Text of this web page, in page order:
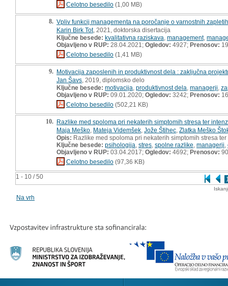
1 - 10 / 50
Celotno besedilo (1,00 MB)
8. Vpliv funkcij managementa na poročanje o varnostnih
Karin Birk Tot, 2021, doktorska disertacija
Ključne besede: kvalitativna raziskava management,
Objavljeno v RUP: 28.04.2021; Ogledov: 4927; Prenosov:
Celotno besedilo (1,41 MB)
9. Motivacija zaposlenih in produktivnost dela : zaključna
Jan Šavs , 2019, diplomsko delo
Ključne besede: motivacija produktivnost dela managerji
Objavljeno v RUP: 09.01.2020; Ogledov: 3242; Prenosov:
Celotno besedilo (502,21 KB)
10. Razlike med spoloma pri nekaterih simptomih stresa ter
Maja Meško Mateja Videmšek Jože Štihec Zlatka Meško
Opis: Razlike med spoloma pri nekaterih simptomih stresa
Ključne besede: psihologija stres spolne razlike managerji
Objavljeno v RUP: 03.04.2017; Ogledov: 4692; Prenosov: 90
Celotno besedilo (97,36 KB)
Na vrh